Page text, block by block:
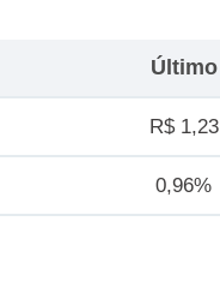
Último
R$ 1,23
0,96%